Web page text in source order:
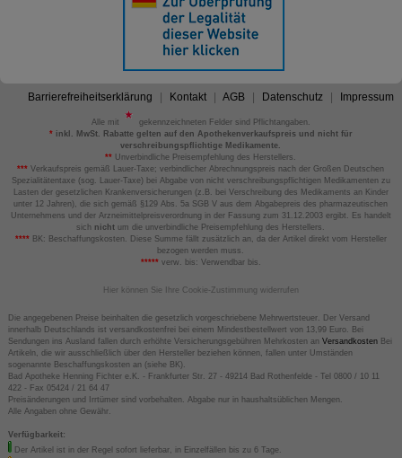
Barrierefreiheitserklärung Kontakt AGB Datenschutz Impressum
Alle mit
gekennzeichneten Felder sind Pflichtangaben.
*inkl. MwSt. Rabatte gelten auf den Apothekenverkaufspreis und nicht für
verschreibungspflichtige Medikamente.
** Unverbindliche Preisempfehlung des Herstellers.
*** Verkaufspreis gemäß Lauer-Taxe; verbindlicher Abrechnungspreis nach der Großen Deutschen
Spezialitätentaxe (sog. Lauer-Taxe) bei Abgabe von nicht verschreibungspflichtigen Medikamenten zu
Lasten der gesetzlichen Krankenversicherungen (z.B. bei Verschreibung des Medikaments an Kinder
unter 12 Jahren), die sich gemäß §129 Abs. 5a SGB V aus dem Abgabepreis des pharmazeutischen
Unternehmens und der Arzneimittelpreisverordnung in der Fassung zum 31.12.2003 ergibt. Es handelt
sich nicht um die unverbindliche Preisempfehlung des Herstellers.
****BK: Beschaffungskosten. Diese Summe fällt zusätzlich an, da der Artikel direkt vom Hersteller
bezogen werden muss.
*****verw. bis: Verwendbar bis.
Hier können Sie Ihre Cookie-Zustimmung widerrufen
Die angegebenen Preise beinhalten die gesetzlich vorgeschriebene Mehrwertsteuer. Der Versand
innerhalb Deutschlands ist versandkostenfrei bei einem Mindestbestellwert von 13,99 Euro. Bei
Sendungen ins Ausland fallen durch erhöhte Versicherungsgebühren Mehrkosten an VersandkostenBei
Artikeln, die wir ausschließlich über den Hersteller beziehen können, fallen unter Umständen
sogenannte Beschaffungskosten an (siehe BK).
Bad Apotheke Henning Fichter e.K. - Frankfurter Str. 27 - 49214 Bad Rothenfelde - Tel 0800 / 10 11
422 - Fax 05424 / 21 64 47
Preisänderungen und Irrtümer sind vorbehalten. Abgabe nur in haushaltsüblichen Mengen.
Alle Angaben ohne Gewähr.
Verfügbarkeit:
Der Artikel ist in der Regel sofort lieferbar, in Einzelfällen bis zu 6 Tage.